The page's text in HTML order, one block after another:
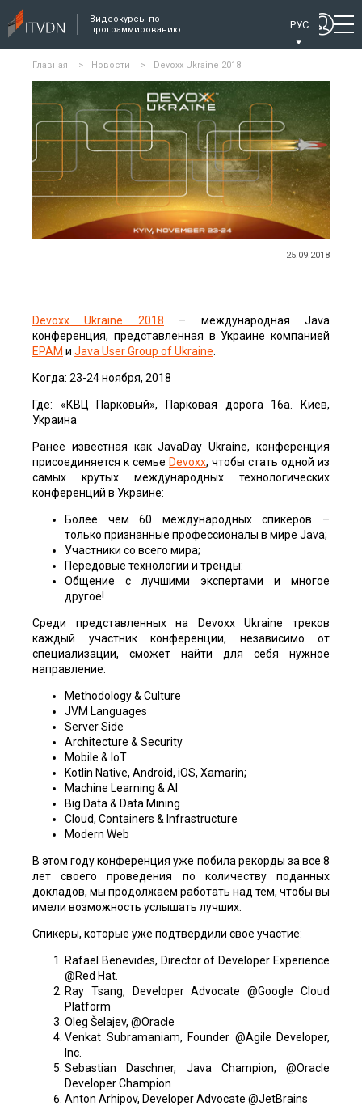
Видеокурсы по
программированию
РУС
Главная > Новости > Devoxx Ukraine 2018
25.09.2018
Devoxx Ukraine 2018 – международная Java
конференция, представленная в Украине компанией
EPAM и Java User Group of Ukraine
Когда: 23-24 ноября, 2018
Где: «КВЦ Парковый», Парковая дорога 16а. Киев,
Украина
Ранее известная как JavaDay Ukraine, конференция
присоединяется к семье Devoxx, чтобы стать одной из
самых крутых международных технологических
конференций в Украине:
Более чем 60 международных спикеров –
только признанные профессионалы в мире Java;
Участники со всего мира;
Передовые технологии и тренды:
Общение с лучшими экспертами и многое
другое!
Среди представленных на Devoxx Ukraine треков
каждый участник конференции, независимо от
специализации, сможет найти для себя нужное
направление:
Methodology & Culture
JVM Languages
Server Side
Architecture & Security
Mobile & IoT
Kotlin Native, Android, iOS, Xamarin;
Machine Learning & AI
Big Data & Data Mining
Cloud, Containers & Infrastructure
Modern Web
В этом году конференция уже побила рекорды за все 8
лет своего проведения по количеству поданных
докладов, мы продолжаем работать над тем, чтобы вы
имели возможность услышать лучших.
Спикеры, которые уже подтвердили свое участие:
Rafael Benevides, Director of Developer Experience
@Red Hat.
Ray Tsang, Developer Advocate @Google Cloud
Platform
Oleg Šelajev, @Oracle
Venkat Subramaniam, Founder @Agile Developer,
Inc.
Sebastian Daschner, Java Champion, @Oracle
Developer Champion
Anton Arhipov, Developer Advocate @JetBrains